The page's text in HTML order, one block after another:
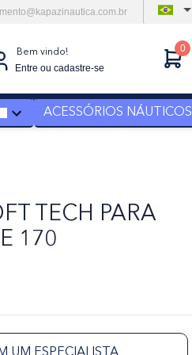
Bem vindo!
Entre ou cadastre-se
0
ACESSÓRIOS NÁUTICOS
TECH PARA
170